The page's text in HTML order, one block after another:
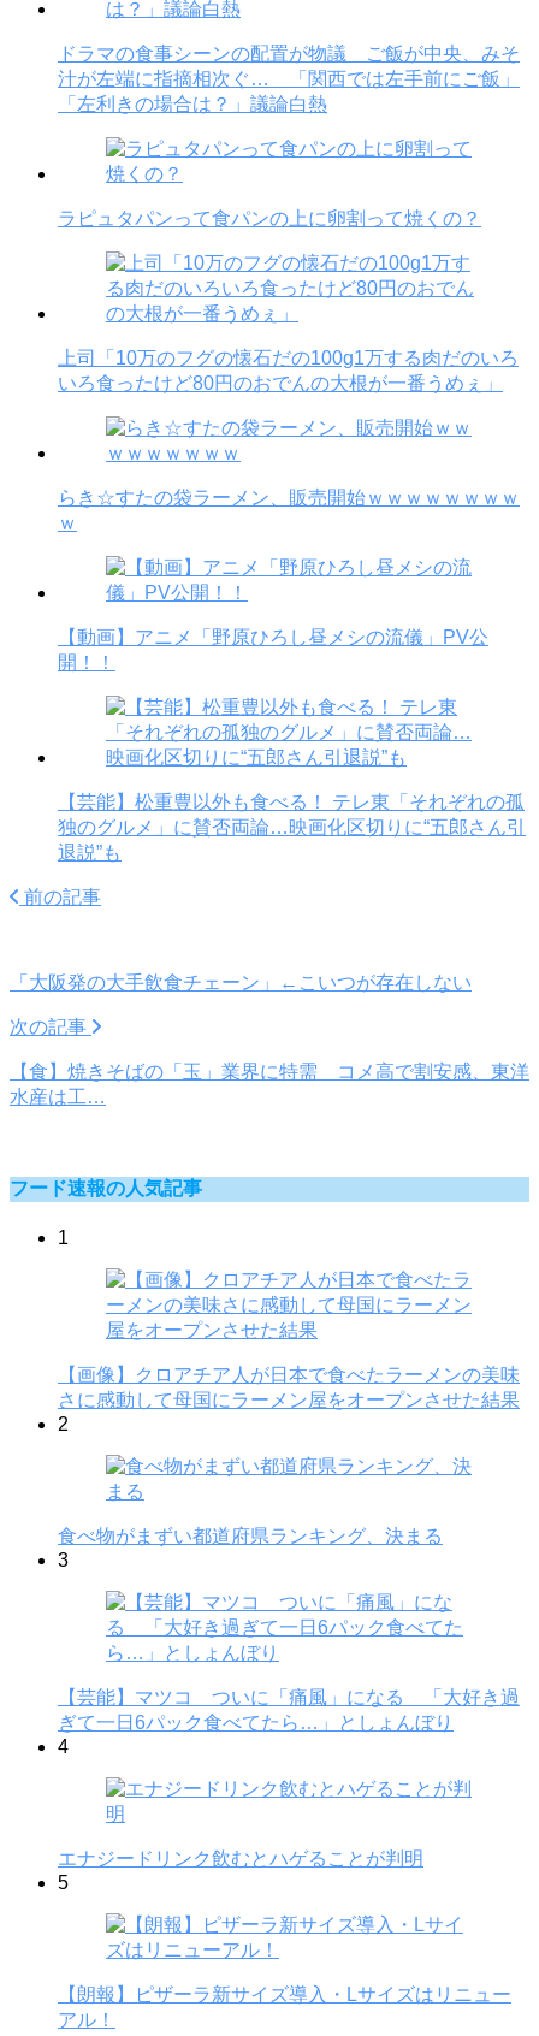
ドラマの食事シーンの配置が物議 ご飯が中央、みそ
汁が左端に指摘相次ぐ… 「関西では左手前にご飯」
「左利きの場合は？」議論白熱
ラピュタパンって食パンの上に卵割って焼くの？
上司「10万のフグの懐石だの100g1万する肉だのいろ
いろ食ったけど80円のおでんの大根が一番うめぇ」
らき☆すたの袋ラーメン、販売開始ｗｗｗｗｗｗｗｗ
ｗ
【動画】アニメ「野原ひろし昼メシの流儀」PV公
開！！
【芸能】松重豊以外も食べる！ テレ東「それぞれの孤
独のグルメ」に賛否両論…映画化区切りに“五郎さん引
退説”も
前の記事
「大阪発の大手飲食チェーン」←こいつが存在しない
次の記事
【食】焼きそばの「玉」業界に特需 コメ高で割安感、東洋
水産は工…
フード速報の人気記事
1
【画像】クロアチア人が日本で食べたラーメンの美味
さに感動して母国にラーメン屋をオープンさせた結果
2
食べ物がまずい都道府県ランキング、決まる
3
【芸能】マツコ ついに「痛風」になる 「大好き過
ぎて一日6パック食べてたら…」としょんぼり
4
エナジードリンク飲むとハゲることが判明
5
【朗報】ピザーラ新サイズ導入・Lサイズはリニュー
アル！